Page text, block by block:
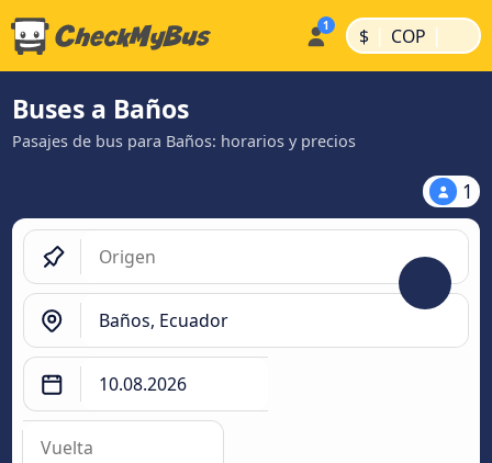
$ | COP |
Buses a Baños
Pasajes de bus para Baños: horarios y precios
1